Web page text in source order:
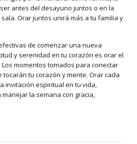
antes del desayuno juntos o en la
Orar juntos unirá más a tu familia y
de comenzar una nueva
y serenidad en tu corazón es orar el
momentos tomados para conectar
tu corazón y mente. Orar cada
invitación espiritual en tu vida,
la semana con gracia,